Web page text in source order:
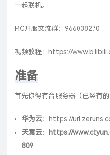
一起联机。
MC开服交流群：966038270
视频教程： https://
准备
首先你得有台服务器（已经有
华为云：
https://
天翼云：
https://
809